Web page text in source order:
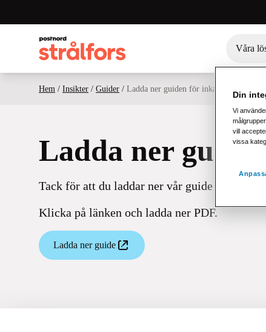
Våra
Hem / Insikter / Guider / Ladda ner guiden för inkassobranschen
Ladda ner
Tack för att du laddar ner vår guide för
Klicka på länken och ladda ner PDF.
Ladda ner guide
Din
Vi
vill
vissa